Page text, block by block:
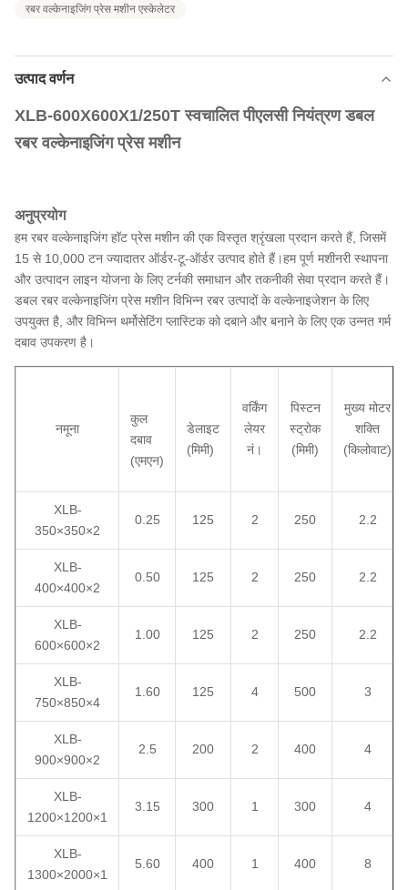
रबर वल्केनाइजिंग प्रेस मशीन एस्केलेटर
उत्पाद वर्णन
XLB-600X600X1/250T स्वचालित पीएलसी नियंत्रण डबल
रबर वल्केनाइजिंग प्रेस मशीन
अनुप्रयोग
हम रबर वल्केनाइजिंग हॉट प्रेस मशीन की एक विस्तृत श्रृंखला प्रदान करते हैं, जिसमें
15 से 10,000 टन ज्यादातर ऑर्डर-टू-ऑर्डर उत्पाद होते हैं।हम पूर्ण मशीनरी स्थापना
और उत्पादन लाइन योजना के लिए टर्नकी समाधान और तकनीकी सेवा प्रदान करते हैं।
डबल रबर वल्केनाइजिंग प्रेस मशीन विभिन्न रबर उत्पादों के वल्केनाइजेशन के लिए
उपयुक्त है, और विभिन्न थर्मोसेटिंग प्लास्टिक को दबाने और बनाने के लिए एक उन्नत गर्म
दबाव उपकरण है।
नमूना
कुल
दबाव
(एमएन)
डेलाइट
(मिमी)
वर्किंग
लेयर
नं।
पिस्टन
स्ट्रोक
(मिमी)
मुख्य मोटर
शक्ति
(किलोवाट)
XLB-
350×350×2
0.25 125 2 250 2.2
XLB-
400×400×2
0.50 125 2 250 2.2
XLB-
600×600×2
1.00 125 2 250 2.2
XLB-
750×850×4
1.60 125 4 500 3
XLB-
900×900×2
2.5 200 2 400 4
XLB-
1200×1200×1
3.15 300 1 300 4
XLB-
1300×2000×1
5.60 400 1 400 8